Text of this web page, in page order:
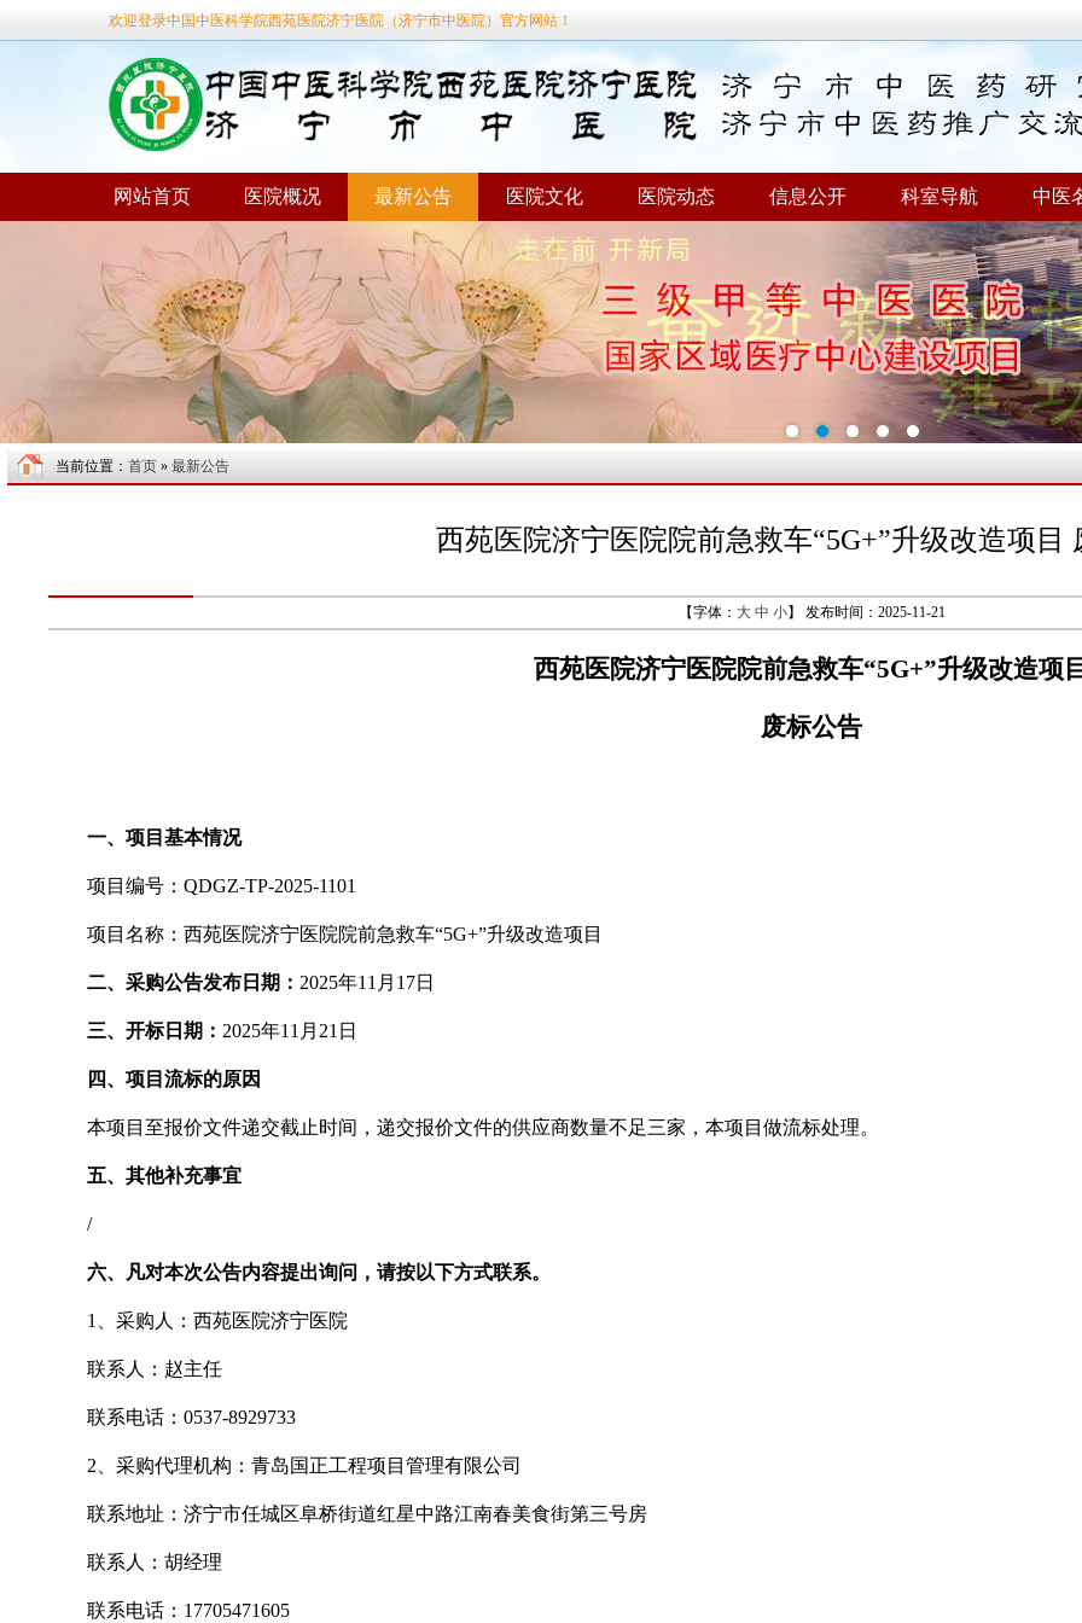
欢迎登录中国中医科学院西苑医院济宁医院（济宁市中医院）官方网站！
网站首页 医院概况 最新公告 医院文化 医院动态 信息公开 科室导航 中医
当前位置： 首页 » 最新公告
西苑医院济宁医院院前急救车“5G+”升级改造项目
【字体： 大 中 小】 发布时间：2025-11-21
西苑医院济宁医院院前急救车“5G+”升级改造项
废标公告
一、项目基本情况
项目编号： QDGZ-TP-2025-1101
项目名称：西苑医院济宁医院院前急救车“5G+”升级改造项目
二、采购公告发布日期： 2025年11月17日
三、开标日期： 2025年11月21日
四、项目流标的原因
本项目至报价文件递交截止时间 ， 递交报价文件的供应商数量不足三家，本项目做流标处理。
五、其他补充事宜
/
六、凡对本次公告内容提出询问，请按以下方式联系。
1、采购人：西苑医院济宁医院
联系人：赵主任
联系电话： 0537-8929733
2、采购代理机构：青岛国正工程项目管理有限公司
联系地址：济宁市任城区阜桥街道红星中路江南春美食街第三号房
联系人：胡经理
联系电话： 17705471605